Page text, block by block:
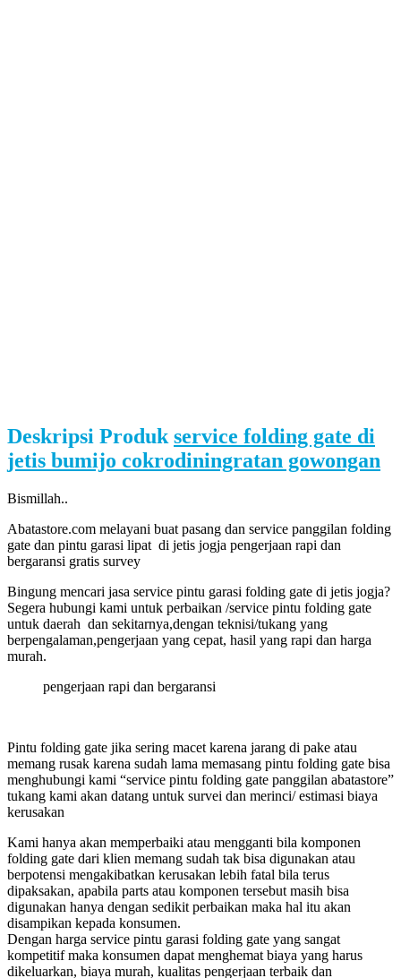
Deskripsi Produk service folding gate di
jetis bumijo cokrodiningratan gowongan
Bismillah..
Abatastore.com melayani buat pasang dan service panggilan folding
gate dan pintu garasi lipat di jetis jogja pengerjaan rapi dan
bergaransi gratis survey
Bingung mencari jasa service pintu garasi folding gate di jetis jogja?
Segera hubungi kami untuk perbaikan /service pintu folding gate
untuk daerah dan sekitarnya,dengan teknisi/tukang yang
berpengalaman,pengerjaan yang cepat, hasil yang rapi dan harga
murah.
pengerjaan rapi dan bergaransi
Pintu folding gate jika sering macet karena jarang di pake atau
memang rusak karena sudah lama memasang pintu folding gate bisa
menghubungi kami “service pintu folding gate panggilan abatastore”
tukang kami akan datang untuk survei dan merinci/ estimasi biaya
kerusakan
Kami hanya akan memperbaiki atau mengganti bila komponen
folding gate dari klien memang sudah tak bisa digunakan atau
berpotensi mengakibatkan kerusakan lebih fatal bila terus
dipaksakan, apabila parts atau komponen tersebut masih bisa
digunakan hanya dengan sedikit perbaikan maka hal itu akan
disampikan kepada konsumen.
Dengan harga service pintu garasi folding gate yang sangat
kompetitif maka konsumen dapat menghemat biaya yang harus
dikeluarkan, biaya murah, kualitas pengerjaan terbaik dan